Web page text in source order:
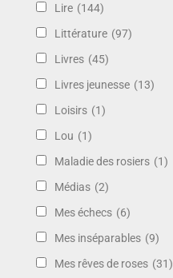
Lire (144)
Littérature (97)
Livres (45)
Livres jeunesse (13)
Loisirs (1)
Lou (1)
Maladie des rosiers (1)
Médias (2)
Mes échecs (6)
Mes inséparables (9)
Mes rêves de roses (31)